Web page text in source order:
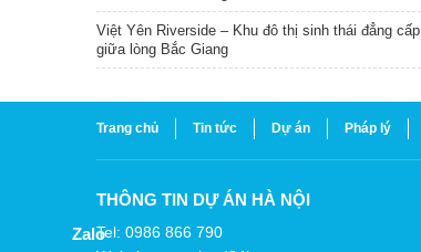
Việt Yên Riverside – Khu đô thị sinh thái đẳng cấp
giữa lòng Bắc Giang
Trang chủ Tin tức Dự án Pháp lý
THÔNG TIN DỰ ÁN HÀ NỘI
Tel: 0986 866 790
Zalo